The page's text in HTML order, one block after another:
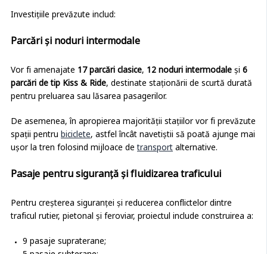
Investițiile prevăzute includ:
Parcări și noduri intermodale
Vor fi amenajate 17 parcări clasice, 12 noduri intermodale și 6
parcări de tip Kiss & Ride, destinate staționării de scurtă durată
pentru preluarea sau lăsarea pasagerilor.
De asemenea, în apropierea majorității stațiilor vor fi prevăzute
spații pentru biciclete, astfel încât navetiștii să poată ajunge mai
ușor la tren folosind mijloace de transport alternative.
Pasaje pentru siguranță și fluidizarea traficului
Pentru creșterea siguranței și reducerea conflictelor dintre
traficul rutier, pietonal și feroviar, proiectul include construirea a:
9 pasaje supraterane;